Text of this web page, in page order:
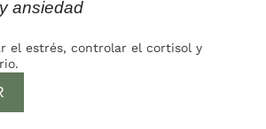
ansiedad
el estrés, controlar el cortisol y